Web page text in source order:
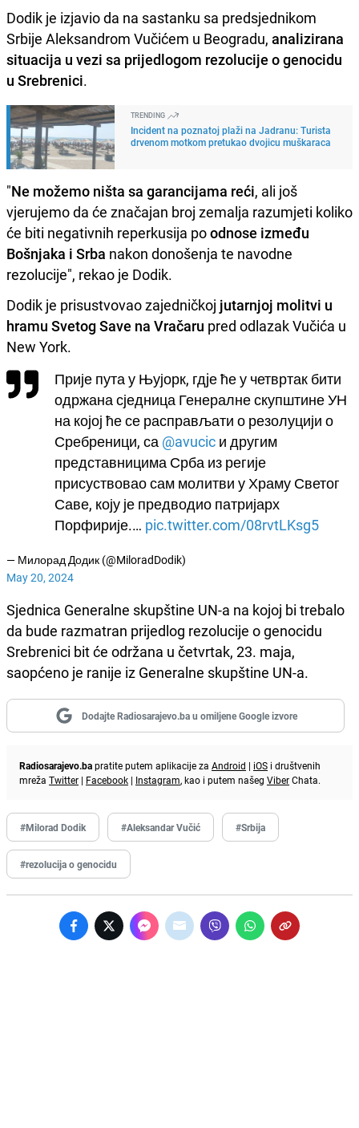
Dodik je izjavio da na sastanku sa predsjednikom
Srbije Aleksandrom Vučićem u Beogradu, analizirana
situacija u vezi sa prijedlogom rezolucije o genocidu
u Srebrenici.
TRENDING
Incident na poznatoj plaži na Jadranu: Turista
drvenom motkom pretukao dvojicu muškaraca
"Ne možemo ništa sa garancijama reći, ali još
vjerujemo da će značajan broj zemalja razumjeti koliko
će biti negativnih reperkusija poodnose između
Bošnjaka i Srba nakon donošenja te navodne
rezolucije", rekao je Dodik.
Dodik je prisustvovao zajedničkoj jutarnjoj molitvi u
hramu Svetog Save na Vračaru pred odlazak Vučića u
New York.
Прије пута у Њујорк, гдjе ће у четвртак бити
одржана сједница Генералне скупштине УН
на којој ће се расправљати о резолуцији о
Сребреници, са @avucic и другим
представницима Срба из регије
присуствовао сам молитви у Храму Светог
Саве, коју је предводио патријарх
Порфирије.… pic.twitter.com/08rvtLKsg5
— Милорад Додик (@MiloradDodik)
May 20, 2024
Sjednica Generalne skupštine UN-a na kojoj bi trebalo
da bude razmatran prijedlog rezolucije o genocidu
Srebrenici bit će održana u četvrtak, 23. maja,
saopćeno je ranije iz Generalne skupštine UN-a.
Dodajte Radiosarajevo.ba u omiljene Google izvore
Radiosarajevo.bapratite putem aplikacije za Android | iOS i društvenih
mreža Twitter | Facebook | Instagram, kao i putem našeg ViberChata.
#Milorad Dodik #Aleksandar Vučić #Srbija
#rezolucija o genocidu